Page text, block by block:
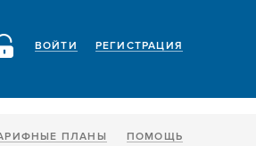
РЕГИСТРАЦИЯ
ВОЙТИ
ПЛАНЫ ПОМОЩЬ